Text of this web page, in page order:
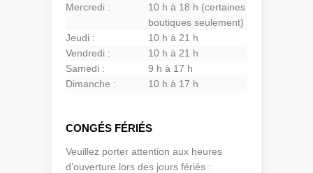
Mercredi :
10 h à 18 h (certaines
boutiques seulement)
Jeudi :
10 h à 21 h
Vendredi :
10 h à 21 h
Samedi :
9 h à 17 h
Dimanche :
10 h à 17 h
CONGÉS FÉRIÉS
Veuillez porter attention aux heures
d’ouverture lors des jours fériés :